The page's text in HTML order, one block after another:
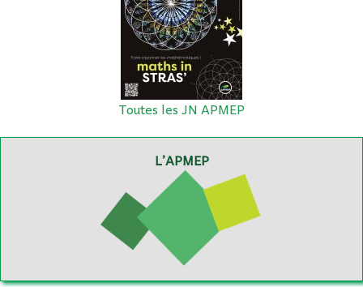
Toutes les JN APMEP
L’APMEP